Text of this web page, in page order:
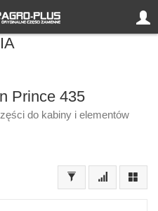
Prince 435
do kabiny i elementów